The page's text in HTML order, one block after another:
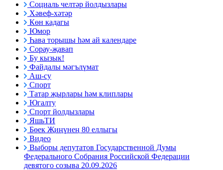
Социаль челтәр йолдызлары
Хәвеф-хәтәр
Көн кадагы
Юмор
Һава торышы һәм ай календаре
Сорау-җавап
Бу кызык!
Файдалы мәгълүмат
Аш-су
Спорт
Татар җырлары һәм клиплары
Югалту
Спорт йолдызлары
ЯшьТИ
Бөек Җиңүнең 80 еллыгы
Видео
Выборы депутатов Государственной Думы
Федерального Собрания Российской Федерации
девятого созыва 20.09.2026